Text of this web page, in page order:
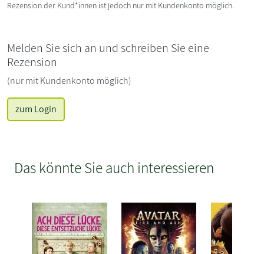
Rezension der Kund*innen ist jedoch nur mit Kundenkonto möglich.
Melden Sie sich an und schreiben Sie eine
Rezension
(nur mit Kundenkonto möglich)
zum Login
Das könnte Sie auch interessieren